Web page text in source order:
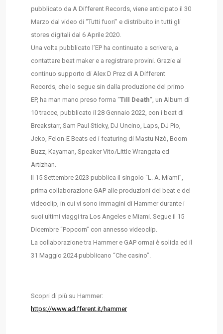
pubblicato da A Different Records, viene anticipato il 30
Marzo dal video di “Tutti fuori” e distribuito in tutti gli
stores digitali dal 6 Aprile 2020.
Una volta pubblicato l’EP ha continuato a scrivere, a
contattare beat maker e a registrare provini. Grazie al
continuo supporto di Alex D Prez di A Different
Records, che lo segue sin dalla produzione del primo
EP, ha man mano preso forma “Till Death“, un Album di
10 tracce, pubblicato il 28 Gennaio 2022, con i beat di
Breakstarr, Sam Paul Sticky, DJ Uncino, Laps, DJ Pio,
Jeko, Felon-E Beats ed i featuring di Mastu Nzò, Boom
Buzz, Kayaman, Speaker Vito/Little Wrangata ed
Artizhan.
Il 15 Settembre 2023 pubblica il singolo “L. A. Miami”,
prima collaborazione GAP alle produzioni del beat e del
videoclip, in cui vi sono immagini di Hammer durante i
suoi ultimi viaggi tra Los Angeles e Miami. Segue il 15
Dicembre “Popcorn” con annesso videoclip.
La collaborazione tra Hammer e GAP ormai è solida ed il
31 Maggio 2024 pubblicano “Che casino”.
Scopri di più su Hammer:
https://www.adifferent.it/hammer